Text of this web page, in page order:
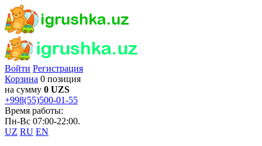
Войти Регистрация
Корзина 0 позиция
на сумму 0 UZS
+998(55)500-01-55
Время работы:
Пн-Вс 07:00-22:00.
UZ RU EN